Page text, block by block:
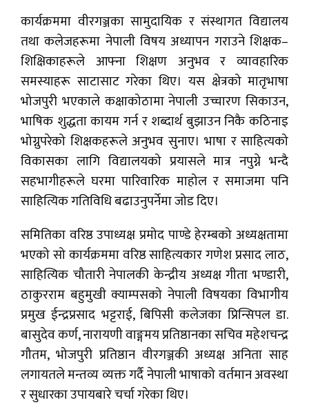
कार्यक्रममा वीरगञ्जका सामुदायिक र संस्थागत विद्यालय
तथा कलेजहरूमा नेपाली विषय अध्यापन गराउने शिक्षक–
शिक्षिकाहरूले आफ्ना शिक्षण अनुभव र व्यावहारिक
समस्याहरू साटासाट गरेका थिए। यस क्षेत्रको मातृभाषा
भोजपुरी भएकाले कक्षाकोठामा नेपाली उच्चारण सिकाउन,
भाषिक शुद्धता कायम गर्न र शब्दार्थ बुझाउन निकै कठिनाइ
भोग्नुपरेको शिक्षकहरूले अनुभव सुनाए। भाषा र साहित्यको
विकासका लागि विद्यालयको प्रयासले मात्र नपुग्ने भन्दै
सहभागीहरूले घरमा पारिवारिक माहोल र समाजमा पनि
साहित्यिक गतिविधि बढाउनुपर्नेमा जोड दिए।
समितिका वरिष्ठ उपाध्यक्ष प्रमोद पाण्डे हेरम्बको अध्यक्षतामा
भएको सो कार्यक्रममा वरिष्ठ साहित्यकार गणेश प्रसाद लाठ,
साहित्यिक चौतारी नेपालकी केन्द्रीय अध्यक्ष गीता भण्डारी,
ठाकुरराम बहुमुखी क्याम्पसको नेपाली विषयका विभागीय
प्रमुख ईन्द्रप्रसाद भट्टराई, बिपिसी कलेजका प्रिन्सिपल डा.
बासुदेव कर्ण, नारायणी वाङ्गमय प्रतिष्ठानका सचिव महेशचन्द्र
गौतम, भोजपुरी प्रतिष्ठान वीरगञ्जकी अध्यक्ष अनिता साह
लगायतले मन्तव्य व्यक्त गर्दै नेपाली भाषाको वर्तमान अवस्था
र सुधारका उपायबारे चर्चा गरेका थिए।